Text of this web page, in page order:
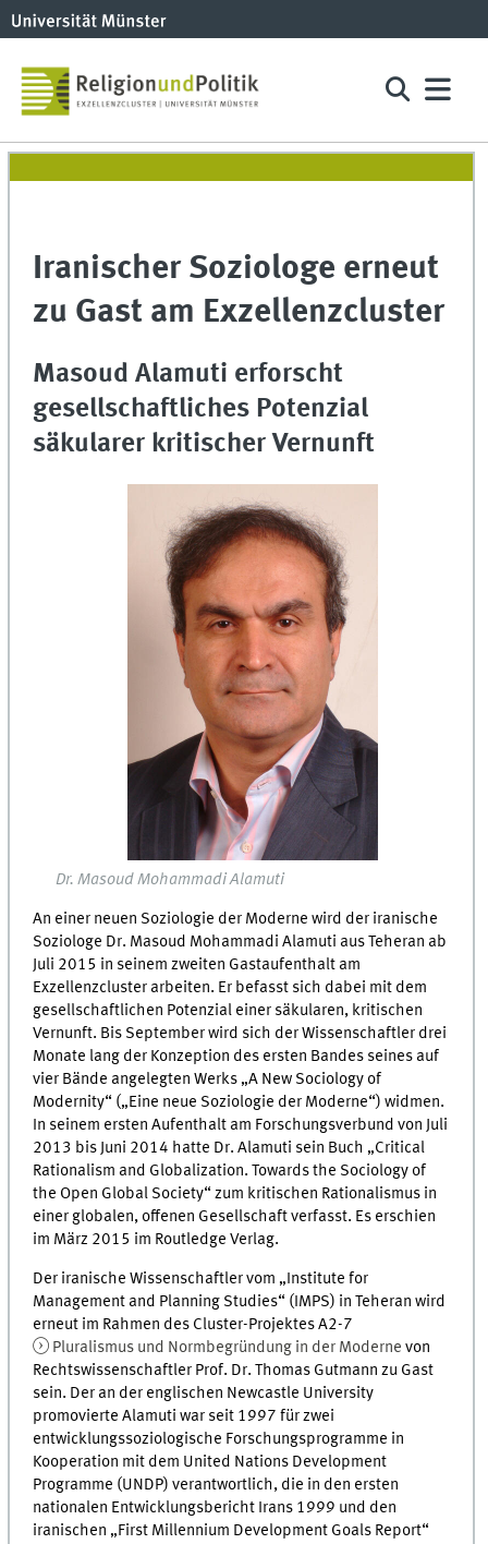
Iranischer Soziologe erneut
zu Gast am Exzellenzcluster
Masoud Alamuti erforscht
gesellschaftliches Potenzial
säkularer kritischer Vernunft
Dr. Masoud Mohammadi Alamuti
An einer neuen Soziologie der Moderne wird der iranische
Soziologe Dr. Masoud Mohammadi Alamuti aus Teheran ab
Juli 2015 in seinem zweiten Gastaufenthalt am
Exzellenzcluster arbeiten. Er befasst sich dabei mit dem
gesellschaftlichen Potenzial einer säkularen, kritischen
Vernunft. Bis September wird sich der Wissenschaftler drei
Monate lang der Konzeption des ersten Bandes seines auf
vier Bände angelegten Werks „A New Sociology of
Modernity“ („Eine neue Soziologie der Moderne“) widmen.
In seinem ersten Aufenthalt am Forschungsverbund von Juli
2013 bis Juni 2014 hatte Dr. Alamuti sein Buch „Critical
Rationalism and Globalization. Towards the Sociology of
the Open Global Society“ zum kritischen Rationalismus in
einer globalen, offenen Gesellschaft verfasst. Es erschien
im März 2015 im Routledge Verlag.
Der iranische Wissenschaftler vom „Institute for
Management and Planning Studies“ (IMPS) in Teheran wird
erneut im Rahmen des Cluster-Projektes A2-7
Pluralismus und Normbegründung in der Moderne von
Rechtswissenschaftler Prof. Dr. Thomas Gutmann zu Gast
sein. Der an der englischen Newcastle University
promovierte Alamuti war seit 1997 für zwei
entwicklungssoziologische Forschungsprogramme in
Kooperation mit dem United Nations Development
Programme (UNDP) verantwortlich, die in den ersten
nationalen Entwicklungsbericht Irans 1999 und den
iranischen „First Millennium Development Goals Report“